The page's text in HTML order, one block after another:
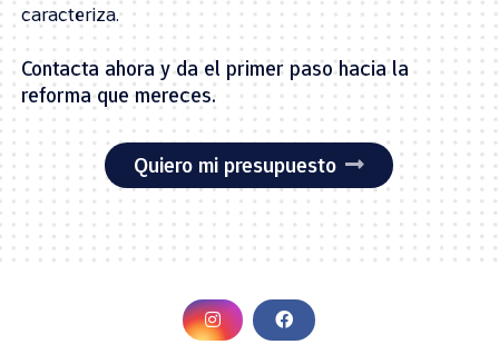
caracteriza.
Contacta ahora y da el primer paso hacia la
reforma que mereces.
Quiero mi presupuesto